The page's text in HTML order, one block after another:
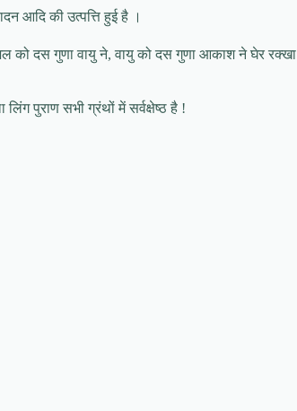
आदि की उत्पत्ति हुई है ।
को दस गुणा वायु ने, वायु को दस गुणा आकाश ने घेर रक्खा
पुराण सभी ग्रंथों में सर्वक्षेष्ठ है !